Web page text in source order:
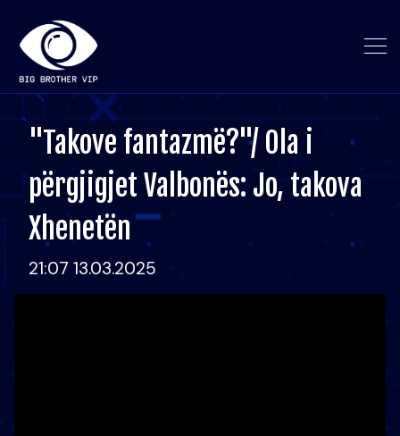
"Takove fantazmë?"/ Ola i
përgjigjet Valbonës: Jo, takova
Xhenetën
21:07 13.03.2025